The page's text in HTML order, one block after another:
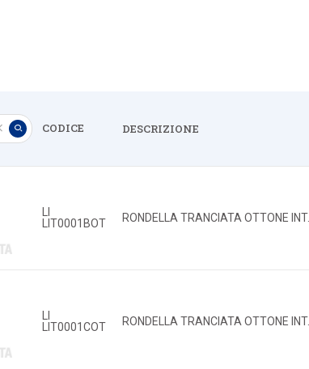
Applica
Pulisci CODICE DESCRIZIONE
LI
LIT0001BOT
RONDELLA TRANCIATA OTTONE
LI
LIT0001COT
RONDELLA TRANCIATA OTTONE